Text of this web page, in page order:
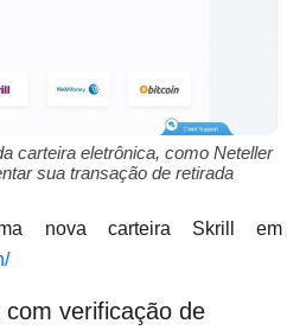
carteira eletrônica, como Neteller
sua transação de retirada
nova carteira Skrill em
verificação de